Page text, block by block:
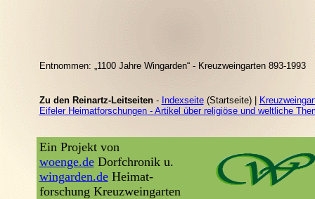
Entnommen: „1100 Jahre Wingarden“ - Kreuzweingarten 893-1993
Zu den Reinartz-Leitseiten - Indexseite(Startseite) |
Eifeler Heimatforschungen - Artikel über religiöse und weltliche
Ein Projekt von
woenge.deDorfchronik u.
wingarden.deHeimat-
forschung Kreuzweingarten